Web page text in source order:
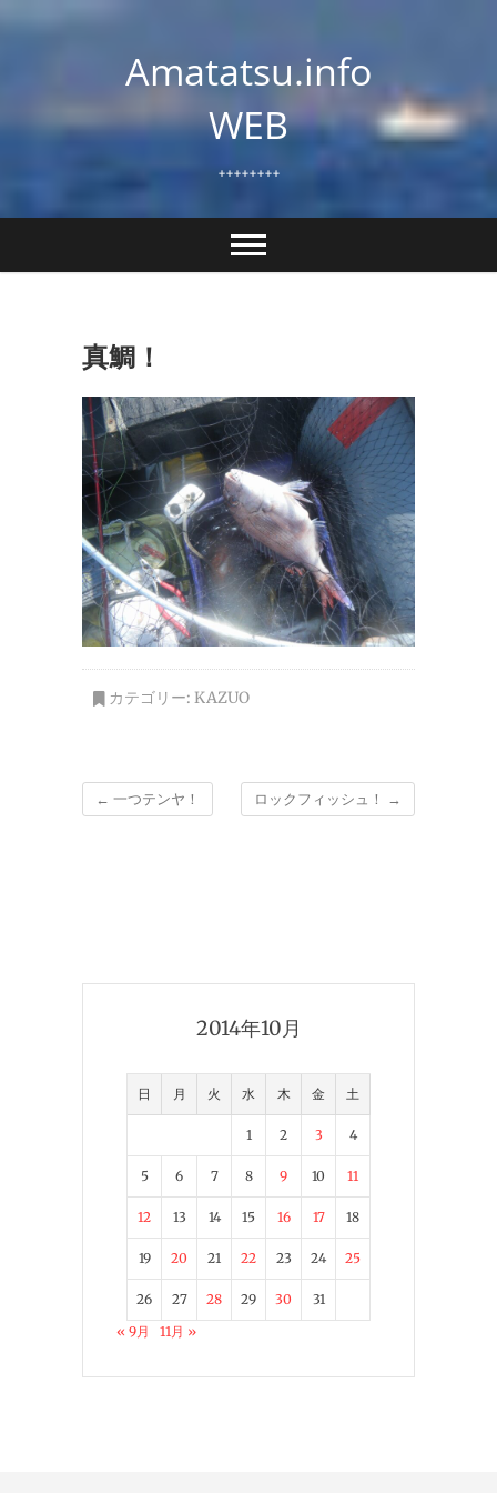
Amatatsu.info
WEB
++++++++
真鯛！
カテゴリー: KAZUO
← 一つテンヤ！ ロックフィッシュ！ →
2014年10月
日 月 火 水 木 金 土
1 2 3 4
5 6 7 8 9 10 11
12 13 14 15 16 17 18
19 20 21 22 23 24 25
26 27 28 29 30
31
« 9月
11月 »